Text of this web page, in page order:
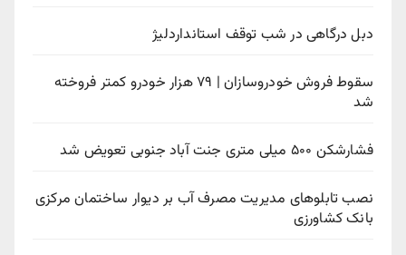
دبل درگاهی در شب توقف استانداردلیژ
سقوط فروش خودروسازان | ۷۹ هزار خودرو کمتر فروخته
شد
فشارشکن ۵۰۰ میلی متری جنت آباد جنوبی تعویض شد
نصب تابلوهای مدیریت مصرف آب بر دیوار ساختمان مرکزی
بانک کشاورزی